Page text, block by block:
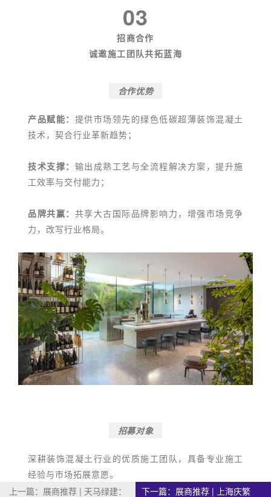
03
招商合作
诚邀施工团队共拓蓝海
合作优势
产品赋能： 提供市场领先的绿色低碳超薄装饰混凝土
技术，契合行业革新趋势；
技术支撑： 输出成熟工艺与全流程解决方案，提升施
工效率与交付能力；
品牌共赢： 共享大古国际品牌影响力，增强市场竞争
力，改写行业格局。
招募对象
深耕装饰混凝土行业的优质施工团队，具备专业施工
经验与市场拓展意愿。
上一篇： 展商推荐 | 天马绿建： 下一篇： 展商推荐 | 上海庆繁